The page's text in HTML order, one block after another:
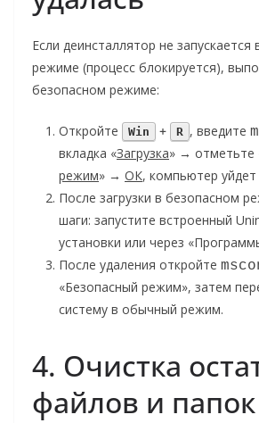
Если деинсталлятор не
режиме (процесс блокируется),
безопасном режиме:
Откройте Win + R , введите
вкладка «Загрузка» → отметьте
режим» → ОК, компьютер уйдет
После загрузки в безопасном
шаги: запустите встроенный
установки или через
После удаления откройте
«Безопасный режим», затем
систему в обычный режим.
4. Очистка
файлов и папок